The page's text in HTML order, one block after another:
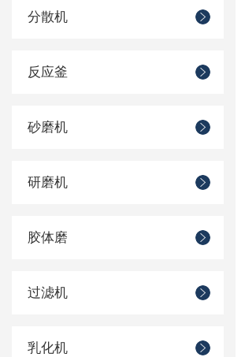
分散机
反应釜
砂磨机
研磨机
胶体磨
过滤机
乳化机